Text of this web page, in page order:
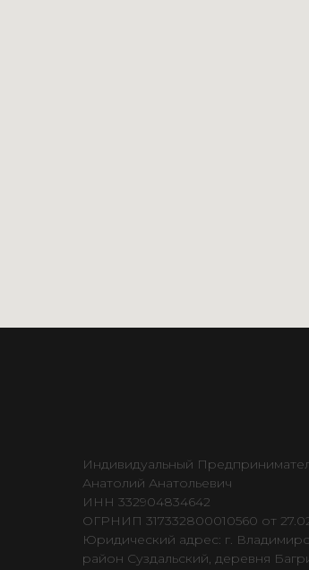
Индивидуальный
Анатолий Анатольевич
ИНН 332904834642
ОГРНИП 317332800010560 от
Юридический адрес: г.
район Суздальский, деревня